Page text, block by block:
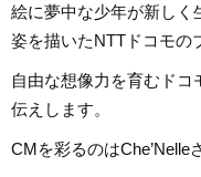
絵に夢中な少年が新しく
姿を描いたNTTドコモの
自由な想像力を育むド
伝えします。
CMを彩るのはChe’Nelle